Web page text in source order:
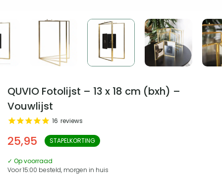
QUVIO Fotolijst – 13 x 18 cm (bxh) –
Vouwlijst
25,95 STAPELKORTING
16 reviews
✓ Op voorraad
Voor 15:00 besteld, morgen in huis